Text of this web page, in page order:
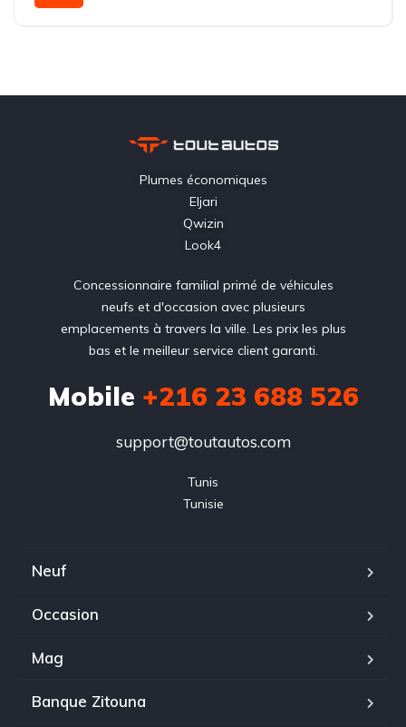
Plumes économiques
Eljari
Qwizin
Look4
Concessionnaire familial primé de véhicules
neufs et d'occasion avec plusieurs
emplacements à travers la ville. Les prix les plus
bas et le meilleur service client garanti.
Mobile +216 23 688 526
support@toutautos.com
Tunis
Tunisie
Neuf
Occasion
Mag
Banque Zitouna